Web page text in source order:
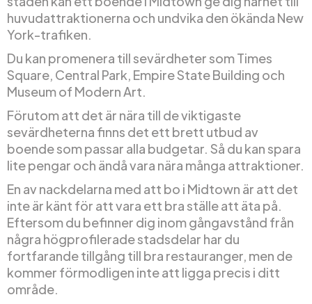
huvudattraktionerna och undvika den ökända New
York-trafiken.
Du kan promenera till sevärdheter som Times
Square, Central Park, Empire State Building och
Museum of Modern Art.
Förutom att det är nära till de viktigaste
sevärdheterna finns det ett brett utbud av
boende som passar alla budgetar. Så du kan spara
lite pengar och ändå vara nära många attraktioner.
En av nackdelarna med att bo i Midtown är att det
inte är känt för att vara ett bra ställe att äta på.
Eftersom du befinner dig inom gångavstånd från
några högprofilerade stadsdelar har du
fortfarande tillgång till bra restauranger, men de
kommer förmodligen inte att ligga precis i ditt
område.